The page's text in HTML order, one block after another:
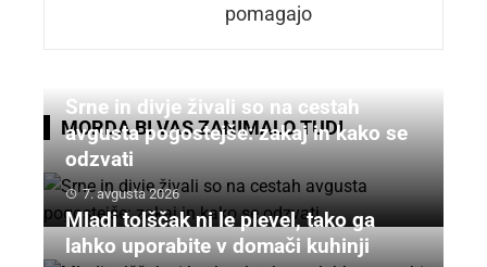
pomagajo
MORDA BI VAS ZANIMALO TUDI
Srne in divje živali so na cestah
avgusta pogostejše: zakaj in kako se
odzvati
7. avgusta 2026
Mladi tolščak ni le plevel, tako ga
lahko uporabite v domači kuhinji